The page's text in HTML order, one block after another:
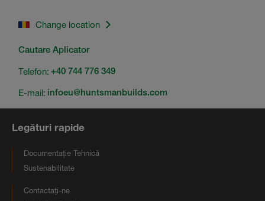
Change location
Cautare Aplicator
Telefon: +40 744 776 349
E-mail: infoeu@huntsmanbuilds.com
Legături rapide
Documentație Tehnică
Sustenabilitate
Contactați-ne